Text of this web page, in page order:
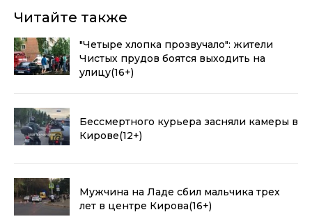
Читайте также
"Четыре хлопка прозвучало": жители
Чистых прудов боятся выходить на
улицу(16+)
Бессмертного курьера засняли камеры в
Кирове(12+)
Мужчина на Ладе сбил мальчика трех
лет в центре Кирова(16+)